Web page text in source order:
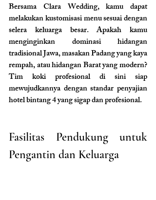
Bersama Clara Wedding, kamu dapat
melakukan kustomisasi menu sesuai dengan
selera keluarga besar. Apakah kamu
menginginkan dominasi hidangan
tradisional Jawa, masakan Padang yang kaya
rempah, atau hidangan Barat yang modern?
Tim koki profesional di sini siap
mewujudkannya dengan standar penyajian
hotel bintang 4 yang sigap dan profesional.
Fasilitas Pendukung untuk
Pengantin dan Keluarga